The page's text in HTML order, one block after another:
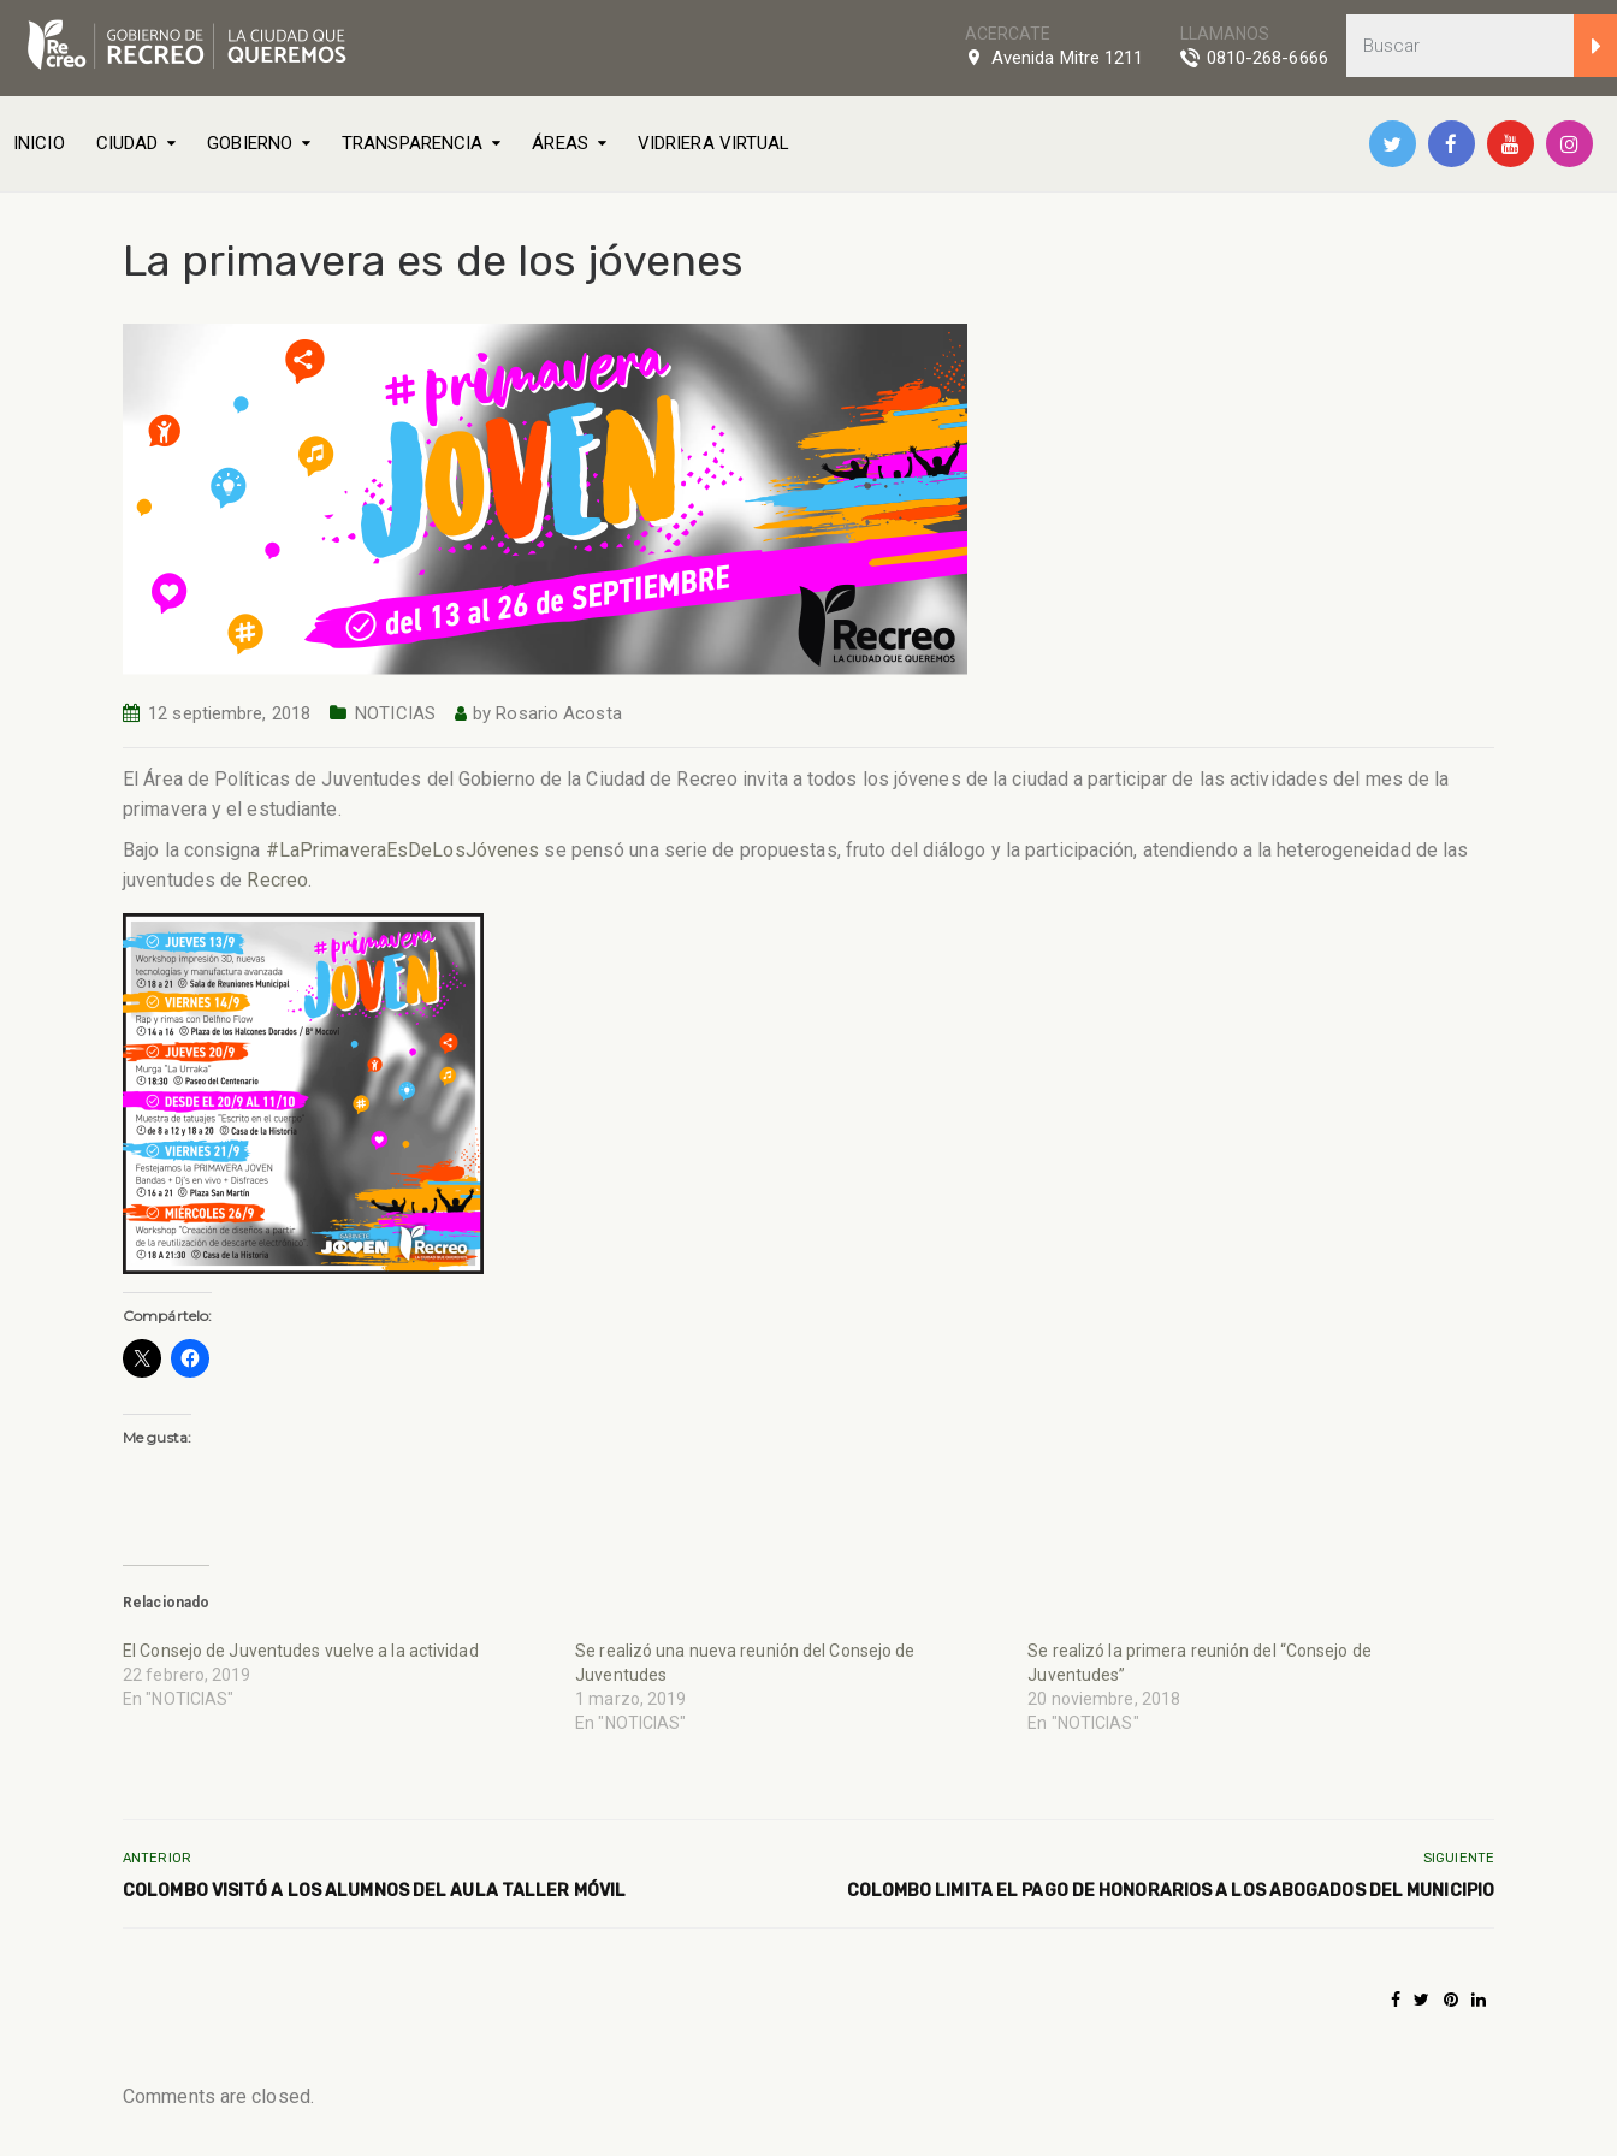
LLAMANOS
0810-268-6666
ACERCATE
Avenida Mitre 1211
INICIO CIUDAD GOBIERNO TRANSPARENCIA ÁREAS VIDRIERA VIRTUAL
La primavera es de los jóvenes
12 septiembre, 2018 NOTICIAS byRosario Acosta
El Área de Políticas de Juventudes del Gobierno de la Ciudad de Recreo invita a todos los jóvenes de la ciudad a participar de las actividades del mes de la
primavera y el estudiante.
Bajo la consigna # LaPrimaveraEsDeLosJóvenes se pensó una serie de propuestas, fruto del diálogo y la participación, atendiendo a la heterogeneidad de las
juventudes de Recreo.
Compártelo:
Me gusta:
Relacionado
El Consejo de Juventudes vuelve a la actividad
22 febrero, 2019
En "NOTICIAS"
Se realizó una nueva reunión del Consejo de
Juventudes
1 marzo, 2019
En "NOTICIAS"
Se realizó la primera reunión del “Consejo de
Juventudes”
20 noviembre, 2018
En "NOTICIAS"
ANTERIOR
COLOMBO VISITÓ A LOS ALUMNOS DEL AULA TALLER MÓVIL
SIGUIENTE
COLOMBO LIMITA EL PAGO DE HONORARIOS A LOS ABOGADOS DEL MUNICIPIO
Comments are closed.